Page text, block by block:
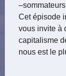
Cet épisode
vous invite à
capitalisme
nous est le